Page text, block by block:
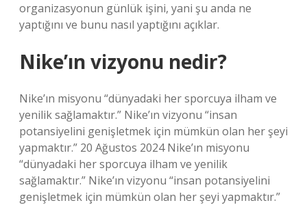
organizasyonun günlük işini, yani şu anda ne
yaptığını ve bunu nasıl yaptığını açıklar.
Nike’ın vizyonu nedir?
Nike’ın misyonu “dünyadaki her sporcuya ilham ve
yenilik sağlamaktır.” Nike’ın vizyonu “insan
potansiyelini genişletmek için mümkün olan her şeyi
yapmaktır.” 20 Ağustos 2024 Nike’ın misyonu
“dünyadaki her sporcuya ilham ve yenilik
sağlamaktır.” Nike’ın vizyonu “insan potansiyelini
genişletmek için mümkün olan her şeyi yapmaktır.”